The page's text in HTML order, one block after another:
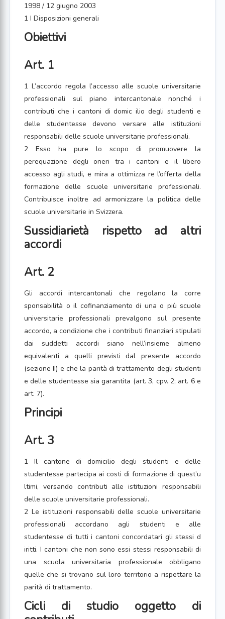
1998 / 12 giugno 2003
1 I Disposizioni generali
Obiettivi
Art. 1
1 L’accordo regola l’accesso alle scuole universitarie
professionali sul piano intercantonale nonché i
contributi che i cantoni di domic ilio degli studenti e
delle studentesse devono versare alle istituzioni
responsabili delle scuole universitarie professionali.
2 Esso ha pure lo scopo di promuovere la
perequazione degli oneri tra i cantoni e il libero
accesso agli studi, e mira a ottimizza re l’offerta della
formazione delle scuole universitarie professionali.
Contribuisce inoltre ad armonizzare la politica delle
scuole universitarie in Svizzera.
Sussidiarietà rispetto ad altri
accordi
Art. 2
Gli accordi intercantonali che regolano la corre
sponsabilità o il cofinanziamento di una o più scuole
universitarie professionali prevalgono sul presente
accordo, a condizione che i contributi finanziari stipulati
dai suddetti accordi siano nell’insieme almeno
equivalenti a quelli previsti dal presente accordo
(sezione II) e che la parità di trattamento degli studenti
e delle studentesse sia garantita (art. 3, cpv. 2; art. 6 e
art. 7).
Principi
Art. 3
1 Il cantone di domicilio degli studenti e delle
studentesse partecipa ai costi di formazione di quest’u
ltimi, versando contributi alle istituzioni responsabili
delle scuole universitarie professionali.
2 Le istituzioni responsabili delle scuole universitarie
professionali accordano agli studenti e alle
studentesse di tutti i cantoni concordatari gli stessi d
iritti. I cantoni che non sono essi stessi responsabili di
una scuola universitaria professionale obbligano
quelle che si trovano sul loro territorio a rispettare la
parità di trattamento.
Cicli di studio oggetto di